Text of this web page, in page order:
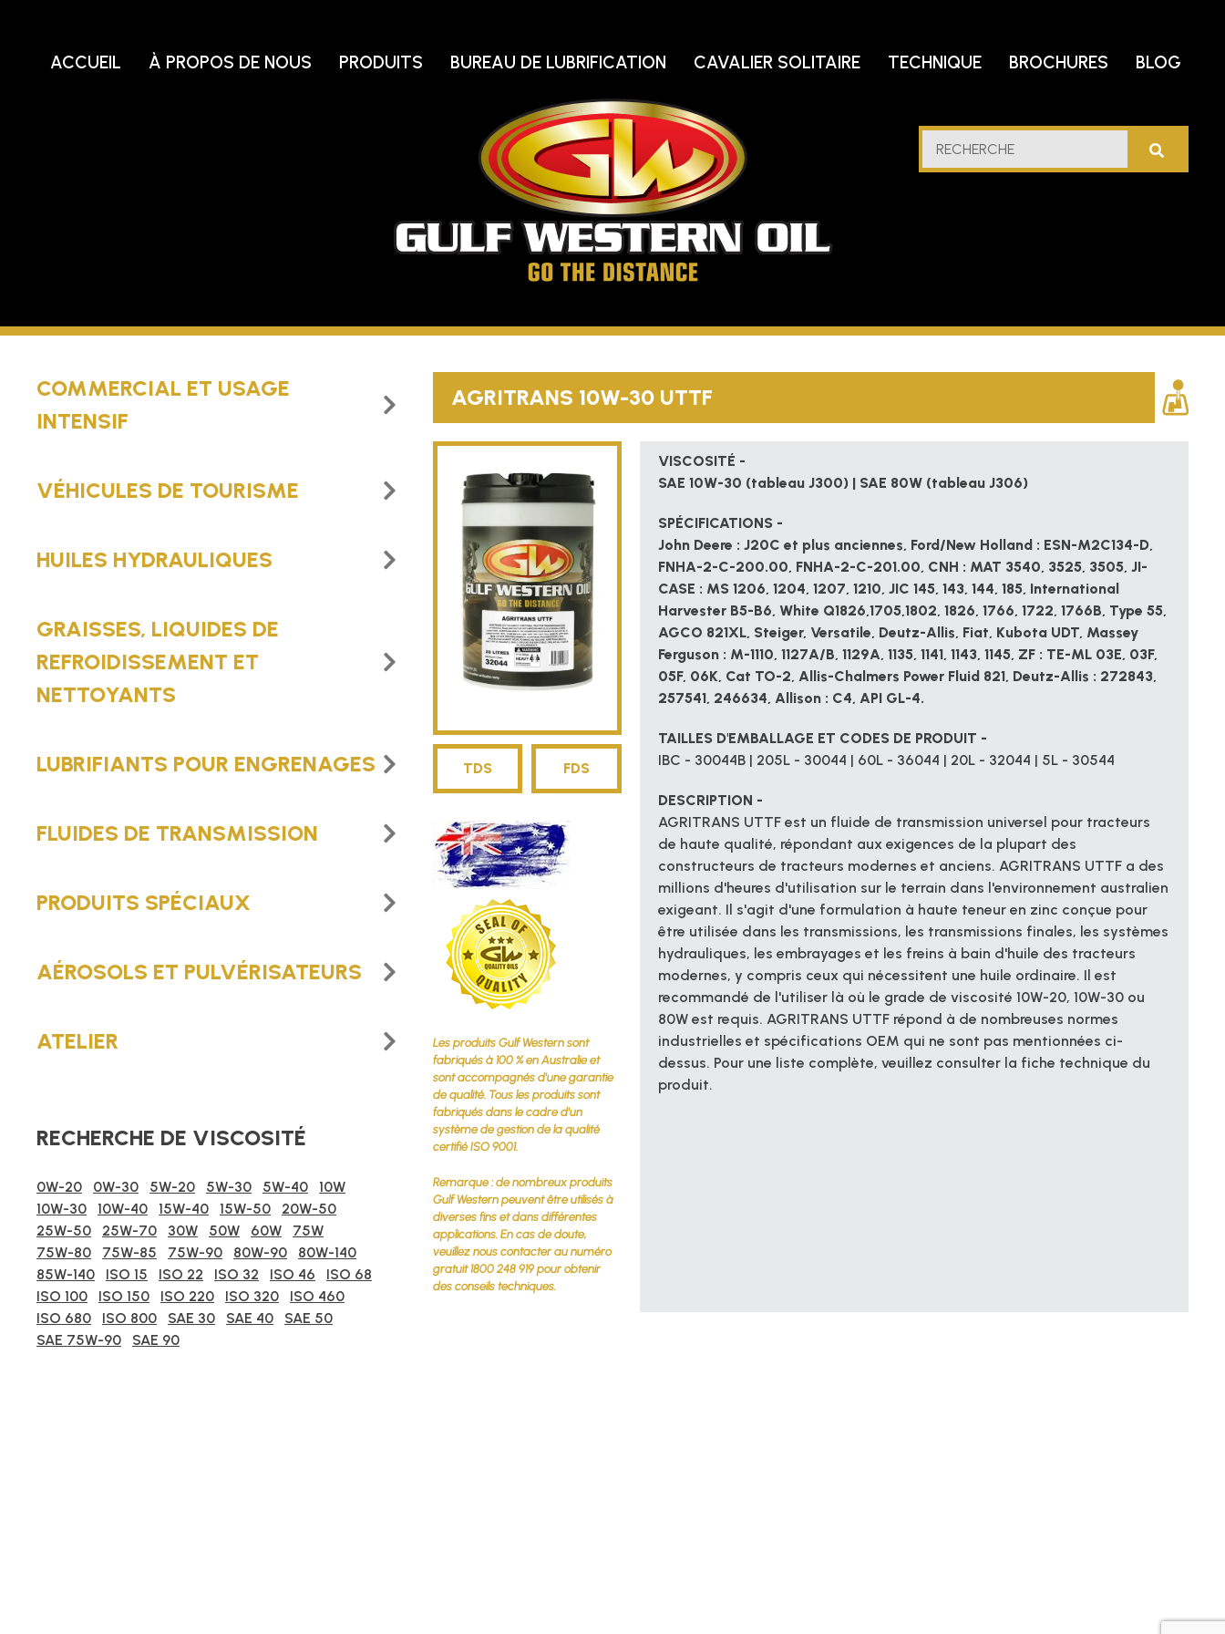
Aller
la
démarche
ACCUEIL À PROPOS DE NOUS PRODUITS BUREAU DE LUBRIFICATION CAVALIER SOLITAIRE TECHNIQUE BROCHURES BLOG
RECHERCHE
COMMERCIAL ET USAGE
INTENSIF
VÉHICULES DE TOURISME
HUILES HYDRAULIQUES
GRAISSES, LIQUIDES DE
REFROIDISSEMENT ET
NETTOYANTS
LUBRIFIANTS POUR ENGRENAGES
FLUIDES DE TRANSMISSION
PRODUITS SPÉCIAUX
AÉROSOLS ET PULVÉRISATEURS
ATELIER
RECHERCHE DE VISCOSITÉ
0W-20 0W-30 5W-20 5W-30 5W-40
10W
10W-30
10W-40 15W-40 15W-50
20W-50
25W-50
25W-70 30W 50W 60W
75W
75W-80
75W-85 75W-90 80W-90
80W-140
85W-140
ISO 15 ISO 22 ISO 32 ISO 46
ISO 68
ISO 100
ISO 150 ISO 220 ISO 320
ISO 460
ISO 680
ISO 800 SAE 30 SAE 40
SAE 50
SAE 75W-90
SAE 90
Les produits Gulf Western sont
fabriqués à 100 % en Australie et
sont accompagnés d'une garantie
de qualité. Tous les produits sont
fabriqués dans le cadre d'un
système de gestion de la qualité
certifié ISO 9001.
Remarque : de nombreux produits
Gulf Western peuvent être utilisés à
diverses fins et dans différentes
applications. En cas de doute,
veuillez nous contacter au numéro
gratuit 1800 248 919 pour obtenir
des conseils techniques.
TDS FDS
AGRITRANS 10W-30UTTF
VISCOSITÉ -
SAE 10W-30 (tableau J300) | SAE 80W (tableau J306)
SPÉCIFICATIONS -
John Deere : J20C et plus anciennes, Ford/New Holland : ESN-M2C134-D,
FNHA-2-C-200.00, FNHA-2-C-201.00, CNH : MAT 3540, 3525, 3505, JI-
CASE : MS 1206, 1204, 1207, 1210, JIC 145, 143, 144, 185, International
Harvester B5-B6, White Q1826,1705,1802, 1826, 1766, 1722, 1766B, Type 55,
AGCO 821XL, Steiger, Versatile, Deutz-Allis, Fiat, Kubota UDT, Massey
Ferguson : M-1110, 1127A/B, 1129A, 1135, 1141, 1143, 1145, ZF : TE-ML 03E, 03F,
05F, 06K, Cat TO-2, Allis-Chalmers Power Fluid 821, Deutz-Allis : 272843,
257541, 246634, Allison : C4, API GL-4.
TAILLES D'EMBALLAGE ET CODES DE PRODUIT -
IBC - 30044B | 205L - 30044 | 60L - 36044 | 20L - 32044 | 5L - 30544
DESCRIPTION -
AGRITRANS UTTF est un fluide de transmission universel pour tracteurs
de haute qualité, répondant aux exigences de la plupart des
constructeurs de tracteurs modernes et anciens. AGRITRANS UTTF a des
millions d'heures d'utilisation sur le terrain dans l'environnement australien
exigeant. Il s'agit d'une formulation à haute teneur en zinc conçue pour
être utilisée dans les transmissions, les transmissions finales, les systèmes
hydrauliques, les embrayages et les freins à bain d'huile des tracteurs
modernes, y compris ceux qui nécessitent une huile ordinaire. Il est
recommandé de l'utiliser là où le grade de viscosité 10W-20, 10W-30 ou
80W est requis. AGRITRANS UTTF répond à de nombreuses normes
industrielles et spécifications OEM qui ne sont pas mentionnées ci-
dessus. Pour une liste complète, veuillez consulter la fiche technique du
produit.